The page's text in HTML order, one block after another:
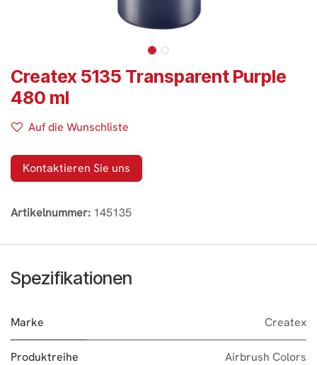
Createx 5135 Transparent Purple
480 ml
Auf die Wunschliste
Kontaktieren Sie uns
Artikelnummer: 145135
Spezifikationen
Marke Createx
Produktreihe Airbrush Colors